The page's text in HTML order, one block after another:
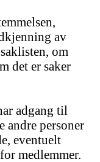
av
om
det er saker
adgang til
andre personer
eventuelt
medlemmer.